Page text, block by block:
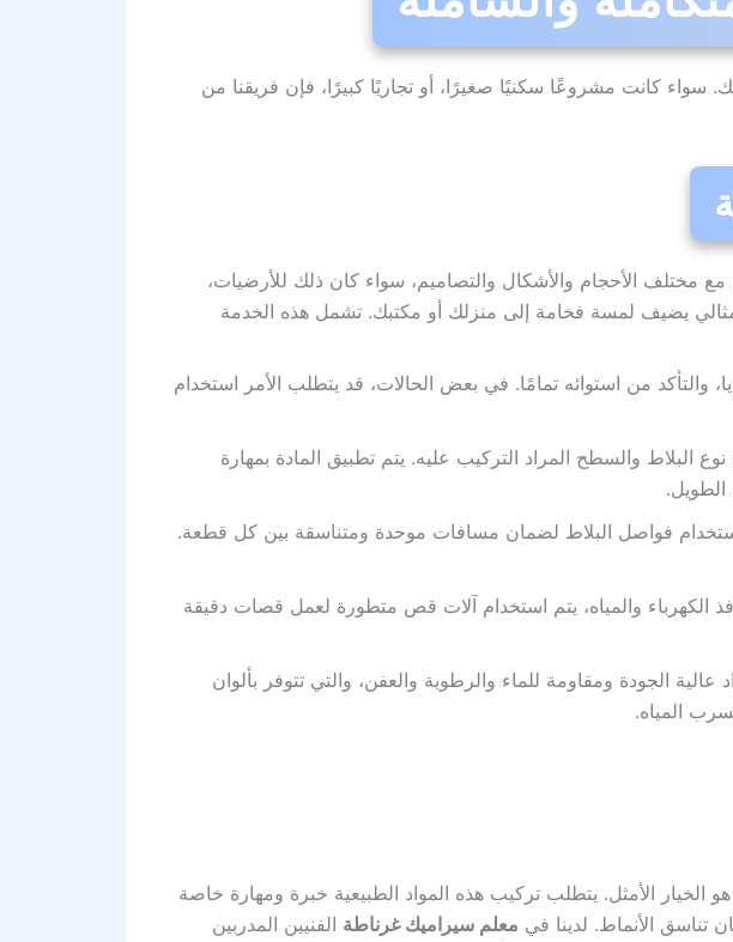
كانت مشروعًا سكنيًا صغيرًا، أو تجاريًا كبيرًا، فإن فريقنا من
مع مختلف الأحجام والأشكال والتصاميم، سواء كان ذلك للأرضيات،
مثالي يضيف لمسة فخامة إلى منزلك أو مكتبك. تشمل هذه الخدمة
والتأكد من استوائه تمامًا. في بعض الحالات، قد يتطلب الأمر استخدام
البلاط والسطح المراد التركيب عليه. يتم تطبيق المادة بمهارة
استخدام فواصل البلاط لضمان مسافات موحدة ومتناسقة بين كل قطعة.
الكهرباء والمياه، يتم استخدام آلات قص متطورة لعمل قصات دقيقة
الجودة ومقاومة للماء والرطوبة والعفن، والتي تتوفر بألوان
المياه.
الأمثل. يتطلب تركيب هذه المواد الطبيعية خبرة ومهارة خاصة
تناسق الأنماط. لدينا في معلم سيراميك غرناطة الفنيين المدربين